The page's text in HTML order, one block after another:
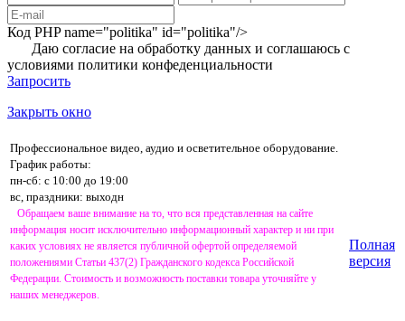
Код PHPname="politika" id="politika"/>
Даю согласие на обработку данных и соглашаюсь с
условиями политики конфеденциальности
Запросить
Закрыть окно
Профессиональное видео, аудио и осветительное оборудование.
График работы:
пн-сб: с 10:00 до 19:00
вс, праздники: выходн
Обращаем ваше внимание на то, что вся представленная на сайте
информация носит исключительно информационный характер и ни при
каких условиях не является публичной офертой определяемой
положениями Статьи 437(2) Гражданского кодекса Российской
Федерации. Стоимость и возможность поставки товара уточняйте у
наших менеджеров.
Полная
версия